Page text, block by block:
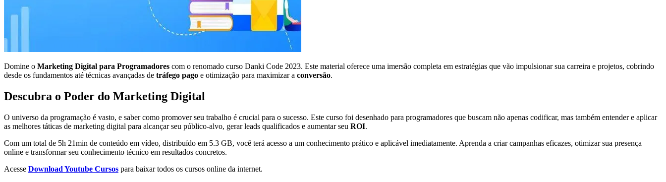
Domine o Marketing Digital para Programadores com o renomado curso Danki Code 2023. Este material oferece uma imersão completa em estratégias que vão impulsionar sua carreira e projetos, cobrindo
desde os fundamentos até técnicas avançadas de tráfego pago e otimização para maximizar a conversão.
Descubra o Poder do Marketing Digital
O universo da programação é vasto, e saber como promover seu trabalho é crucial para o sucesso. Este curso foi desenhado para programadores que buscam não apenas codificar, mas também entender e aplicar
as melhores táticas de marketing digital para alcançar seu público-alvo, gerar leads qualificados e aumentar seu ROI.
Com um total de 5h 21min de conteúdo em vídeo, distribuído em 5.3 GB, você terá acesso a um conhecimento prático e aplicável imediatamente. Aprenda a criar campanhas eficazes, otimizar sua presença
online e transformar seu conhecimento técnico em resultados concretos.
Acesse Download Youtube Cursos para baixar todos os cursos online da internet.